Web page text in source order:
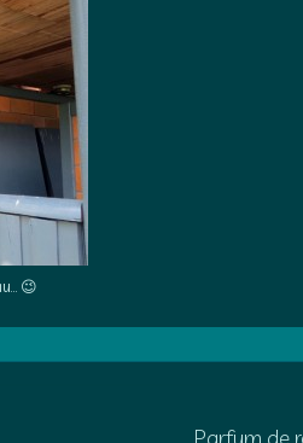
😉
Parfum de